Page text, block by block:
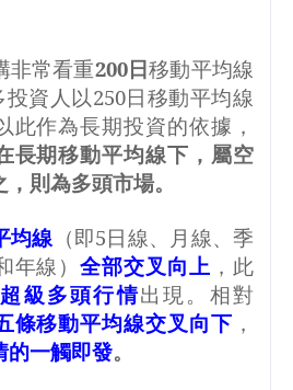
常看重200日移動平均線
投資人以250日移動平均線
此作為長期投資的依據，
長期移動平均線下，屬空
則為多頭市場。
均線 （即5日線、月線、季
年線）全部交叉向上 ，此
超級多頭行情出現。相對
條移動平均線交叉向下 ，
的一觸即發。